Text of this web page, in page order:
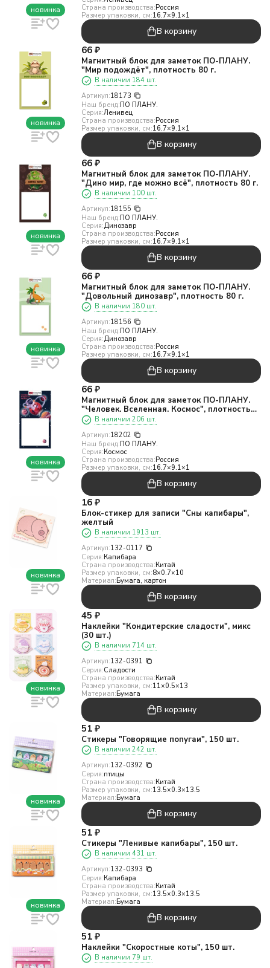
новинка
Страна производства:Россия
Размер упаковки, см:16.7×9.1×1
В корзину
новинка
66 ₽
Магнитный блок для заметок ПО-ПЛАНУ.
"Мир подождёт", плотность 80 г.
В наличии 184 шт.
Артикул:18173
Наш бренд:ПО ПЛАНУ.
Серия:Ленивец
Страна производства:Россия
Размер упаковки, см:16.7×9.1×1
В корзину
новинка
66 ₽
Магнитный блок для заметок ПО-ПЛАНУ.
"Дино мир, где можно всё", плотность 80 г.
В наличии 100 шт.
Артикул:18155
Наш бренд:ПО ПЛАНУ.
Серия:Динозавр
Страна производства:Россия
Размер упаковки, см:16.7×9.1×1
В корзину
новинка
66 ₽
Магнитный блок для заметок ПО-ПЛАНУ.
"Довольный динозавр", плотность 80 г.
В наличии 180 шт.
Артикул:18156
Наш бренд:ПО ПЛАНУ.
Серия:Динозавр
Страна производства:Россия
Размер упаковки, см:16.7×9.1×1
В корзину
новинка
66 ₽
Магнитный блок для заметок ПО-ПЛАНУ.
"Человек. Вселенная. Космос", плотность
80 г.В наличии 206 шт.
Артикул:18202
Наш бренд:ПО ПЛАНУ.
Серия:Космос
Страна производства:Россия
Размер упаковки, см:16.7×9.1×1
В корзину
новинка
16 ₽
Блок-стикер для записи "Сны капибары",
желтый
В наличии 1913 шт.
Артикул:132-0117
Серия:Капибара
Страна производства:Китай
Размер упаковки, см:8×0.7×10
Материал:Бумага, картон
В корзину
новинка
45 ₽
Наклейки "Кондитерские сладости", микс
(30 шт.)
В наличии 714 шт.
Артикул:132-0391
Серия:Сладости
Страна производства:Китай
Размер упаковки, см:11×0.5×13
Материал:Бумага
В корзину
новинка
51 ₽
Стикеры "Говорящие попугаи", 150 шт.
В наличии 242 шт.
Артикул:132-0392
Серия:птицы
Страна производства:Китай
Размер упаковки, см:13.5×0.3×13.5
Материал:Бумага
В корзину
новинка
51 ₽
Стикеры "Ленивые капибары", 150 шт.
В наличии 431 шт.
Артикул:132-0393
Серия:Капибара
Страна производства:Китай
Размер упаковки, см:13.5×0.3×13.5
Материал:Бумага
В корзину
51 ₽
Наклейки "Скоростные коты", 150 шт.
В наличии 79 шт.